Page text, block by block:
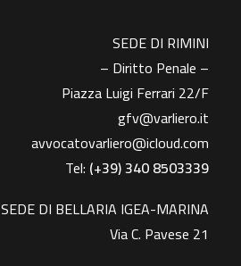
SEDE DI RIMINI
– Diritto Penale –
Piazza Luigi Ferrari 22/F
gfv@varliero.it
avvocatovarliero@icloud.com
Tel: (+39) 340 8503339
SEDE DI BELLARIA IGEA-MARINA
Via C. Pavese 21